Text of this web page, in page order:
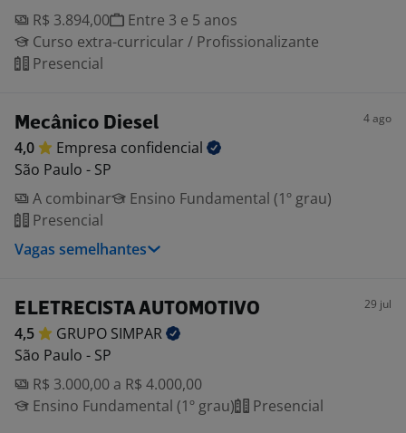
R$ 3.894,00
Entre 3 e 5 anos
Curso extra-curricular / Profissionalizante
Presencial
Mecânico Diesel 4 ago
4,0 Empresa confidencial
São Paulo - SP
A combinar
Ensino Fundamental (1º grau)
Presencial
Vagas semelhantes
ELETRECISTA AUTOMOTIVO 29 jul
4,5 GRUPO SIMPAR
São Paulo - SP
R$ 3.000,00 a R$ 4.000,00
Ensino Fundamental (1º grau)
Presencial